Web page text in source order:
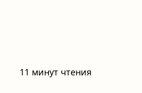
11 минут чтения